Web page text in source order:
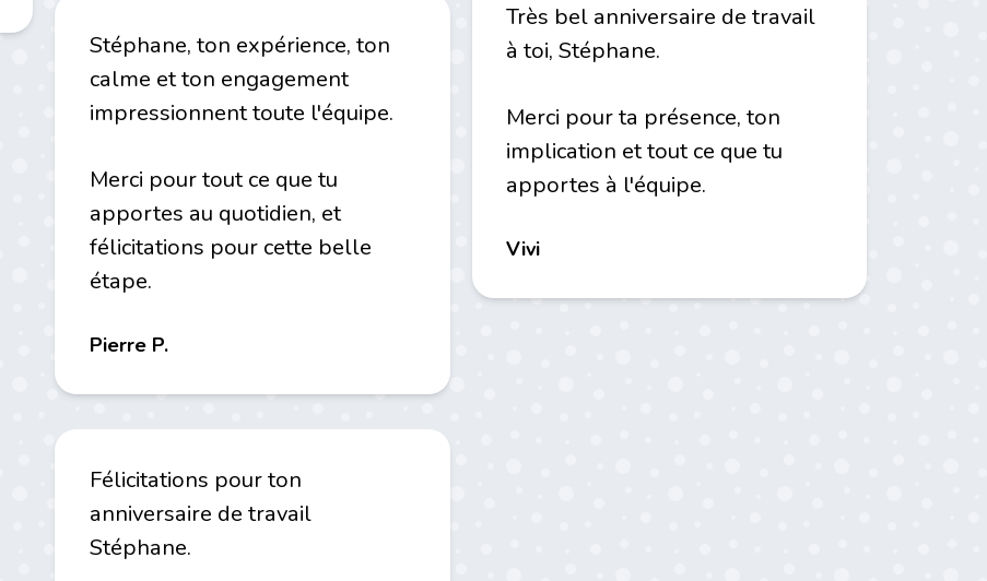
Stéphane, ton expérience, ton
calme et ton engagement
impressionnent toute l'équipe.
Merci pour tout ce que tu
apportes au quotidien, et
félicitations pour cette belle
étape.
Pierre P.
Félicitations pour ton
anniversaire de travail
Stéphane.
Très bel anniversaire de travail
à toi, Stéphane.
Merci pour ta présence, ton
implication et tout ce que tu
apportes à l'équipe.
Vivi